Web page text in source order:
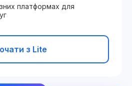
платформах для
з Lite